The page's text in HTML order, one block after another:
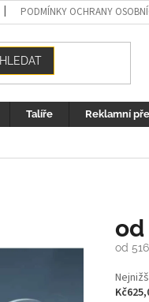
PODMÍNKY OCHRANY
HLEDAT
Talíře Reklamní
od
od
Měrná
cena: